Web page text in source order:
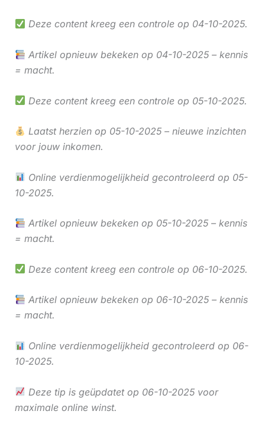
Deze content kreeg een controle op 04-10-2025.
Artikel opnieuw bekeken op 04-10-2025 – kennis
= macht.
Deze content kreeg een controle op 05-10-2025.
Laatst herzien op 05-10-2025 – nieuwe inzichten
voor jouw inkomen.
Online verdienmogelijkheid gecontroleerd op 05-
10-2025.
Artikel opnieuw bekeken op 05-10-2025 – kennis
= macht.
Deze content kreeg een controle op 06-10-2025.
Artikel opnieuw bekeken op 06-10-2025 – kennis
= macht.
Online verdienmogelijkheid gecontroleerd op 06-
10-2025.
Deze tip is geüpdatet op 06-10-2025 voor
maximale online winst.